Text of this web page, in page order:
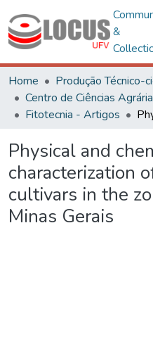
&
Home
Produção Técnico-
Centro de Ciências
Fitotecnia - Artigos
Physical and
characterization
cultivars in the
Minas Gerais